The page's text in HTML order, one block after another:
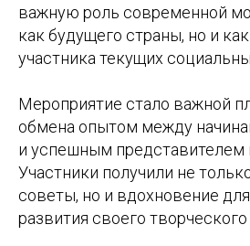
важную роль современной
как будущего страны, но и
участника текущих
Мероприятие стало важной
обмена опытом между
и успешным представителем
Участники получили не
советы, но и вдохновение
развития своего творческого